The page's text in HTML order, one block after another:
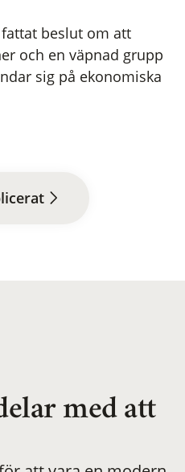
beslut om att
och en väpnad grupp
sig på ekonomiska
en
med att